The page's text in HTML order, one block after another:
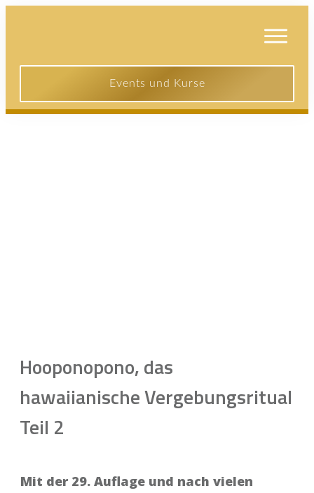
Events und Kurse
Hooponopono, das
hawaiianische Vergebungsritual
Teil 2
Mit der 29. Auflage und nach vielen